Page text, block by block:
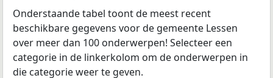
Onderstaande tabel toont de meest recent
beschikbare gegevens voor de gemeente Lessen
over meer dan 100 onderwerpen! Selecteer een
categorie in de linkerkolom om de onderwerpen in
die categorie weer te geven.